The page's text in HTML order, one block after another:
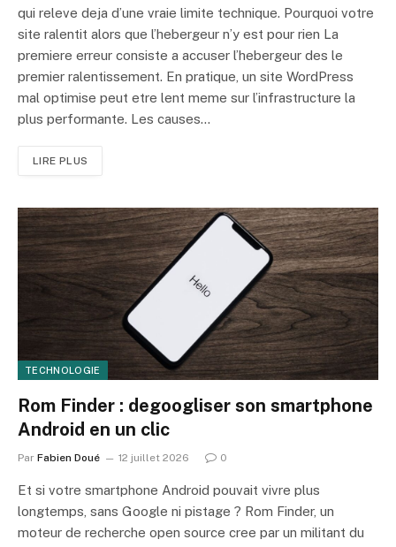
qui releve deja d’une vraie limite technique. Pourquoi votre
site ralentit alors que l’hebergeur n’y est pour rien La
premiere erreur consiste a accuser l’hebergeur des le
premier ralentissement. En pratique, un site WordPress
mal optimise peut etre lent meme sur l’infrastructure la
plus performante. Les causes…
LIRE PLUS
TECHNOLOGIE
Rom Finder : degoogliser son smartphone
Android en un clic
Par Fabien Doué 12 juillet 2026 0
Et si votre smartphone Android pouvait vivre plus
longtemps, sans Google ni pistage ? Rom Finder, un
moteur de recherche open source cree par un militant du